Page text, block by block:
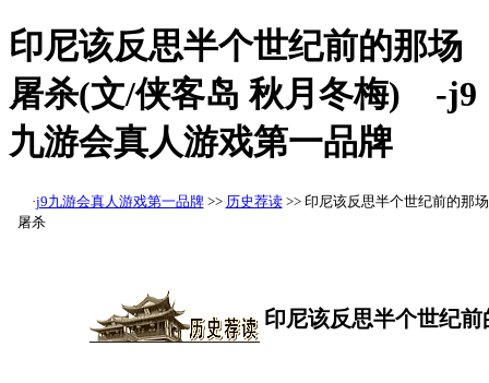
印尼该反思半个世纪前的那场
屠杀(文/侠客岛 秋月冬梅) -j9
九游会真人游戏第一品牌
·j9九游会真人游戏第一品牌>> 历史荐读>> 印尼该反思半个世纪前的那场
屠杀
印尼该反思半个世纪前